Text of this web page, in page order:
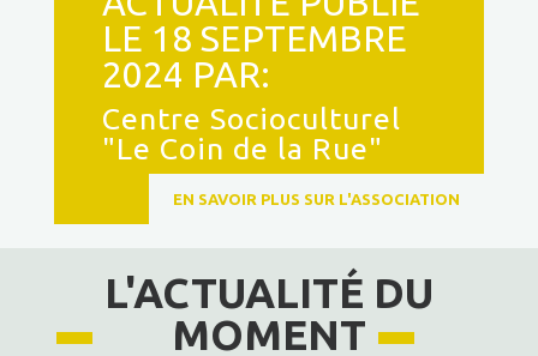
LE 18 SEPTEMBRE
2024 PAR:
Centre Socioculturel
"Le Coin de la Rue"
EN SAVOIR PLUS SUR L'ASSOCIATION
L'ACTUALITÉ DU
MOMENT